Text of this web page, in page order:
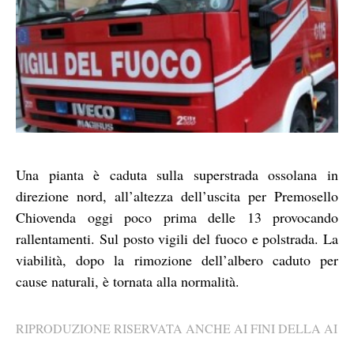
Una pianta è caduta sulla superstrada ossolana in
direzione nord, all’altezza dell’uscita per Premosello
Chiovenda oggi poco prima delle 13 provocando
rallentamenti. Sul posto vigili del fuoco e polstrada. La
viabilità, dopo la rimozione dell’albero caduto per
cause naturali, è tornata alla normalità.
RIPRODUZIONE RISERVATA ANCHE AI FINI DELLA AI